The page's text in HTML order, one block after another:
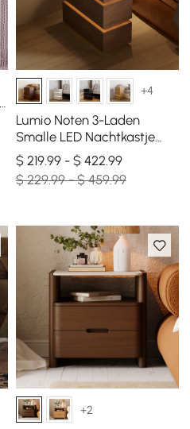
+4
Lumio Noten 3-Laden
Smalle LED Nachtkastje
met Laadstation, Set van 2
$ 219.99 - $ 422.99
$ 229.99 - $ 459.99
+2